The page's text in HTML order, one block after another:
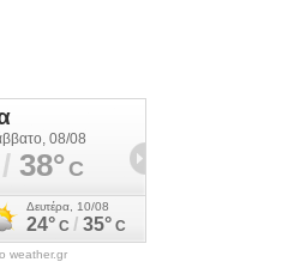
weather.gr